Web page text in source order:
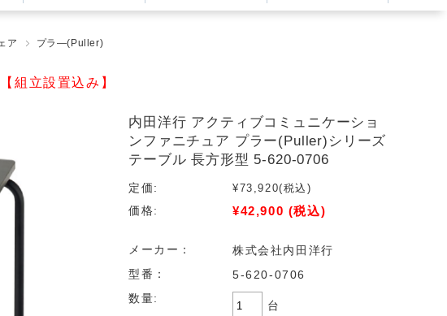
ア プラ―(Puller)
組立設置込み】
内田洋行 アクティブコミュニケーショ
ンファニチュア プラー(Puller)シリーズ
テーブル 長方形型 5-620-0706
定価: ¥73,920(税込)
価格:
¥42,900 (税込)
メーカー：
株式会社内田洋行
型番：
5-620-0706
数量:
台